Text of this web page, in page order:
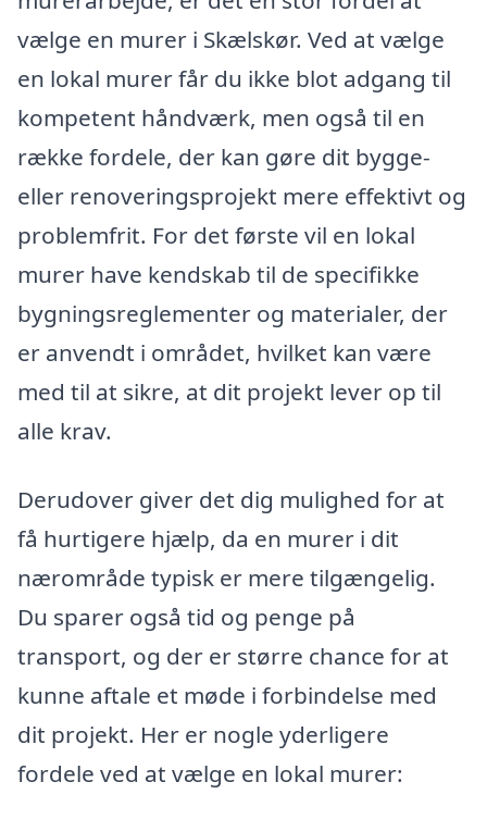
vælge en murer i Skælskør. Ved at vælge
en lokal murer får du ikke blot adgang til
kompetent håndværk, men også til en
række fordele, der kan gøre dit bygge-
eller renoveringsprojekt mere effektivt og
problemfrit. For det første vil en lokal
murer have kendskab til de specifikke
bygningsreglementer og materialer, der
er anvendt i området, hvilket kan være
med til at sikre, at dit projekt lever op til
alle krav.
Derudover giver det dig mulighed for at
få hurtigere hjælp, da en murer i dit
nærområde typisk er mere tilgængelig.
Du sparer også tid og penge på
transport, og der er større chance for at
kunne aftale et møde i forbindelse med
dit projekt. Her er nogle yderligere
fordele ved at vælge en lokal murer: